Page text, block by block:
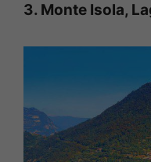
3. Monte Isola,